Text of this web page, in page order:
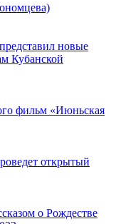
новые
Кубанской
фильм «Июньская
открытый
о Рождестве